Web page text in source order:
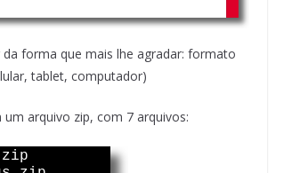
forma que mais lhe agradar: formato
tablet, computador)
arquivo zip, com 7 arquivos: